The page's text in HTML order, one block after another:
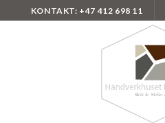
KONTAKT: +47 412 698 11